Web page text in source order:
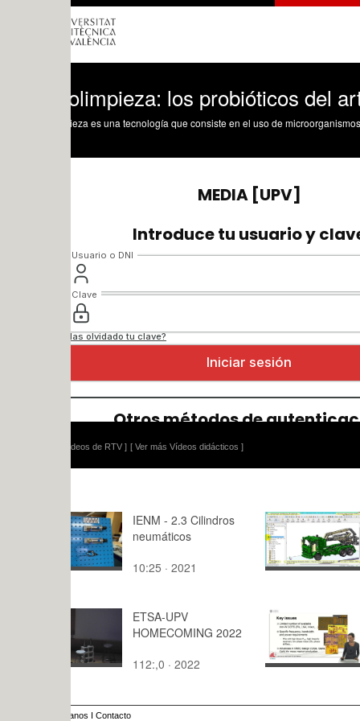
los probióticos del arte
[ Ver más Vídeos didácticos ]
IENM - 2.3 Cilindros
neumáticos
10:25 · 2021
Lego
Tractor -
02 de 27
10:09 ·
HOMECOMING 2022
112:,0 · 2022
mobile
9:55 · 2015